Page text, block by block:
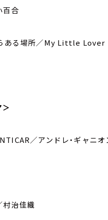
百合
ある場所／My Little Lover
／アンドレ・ギャニオ
村治佳織